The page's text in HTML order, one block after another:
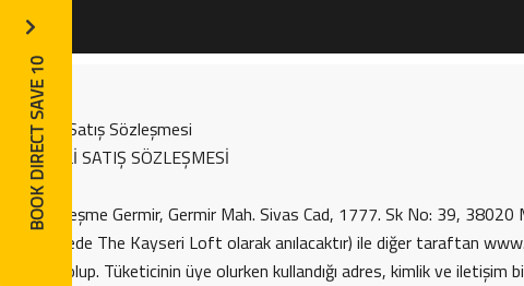
BOOK DIRECT SAVE 10
Mesafeli Satış Sözleşmesi
MESAFELİ SATIŞ SÖZLEŞMESİ
İş bu sözleşme Germir, Germir Mah. Sivas Cad, 1777. Sk No: 39,
(Sözleşmede The Kayseri Loft olarak anılacaktır) ile diğer taraftan
arasında olup. Tüketicinin üye olurken kullandığı adres, kimlik ve iletişim